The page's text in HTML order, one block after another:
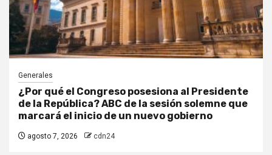
Generales
¿Por qué el Congreso posesiona al Presidente
de la República? ABC de la sesión solemne que
marcará el inicio de un nuevo gobierno
agosto 7, 2026 cdn24